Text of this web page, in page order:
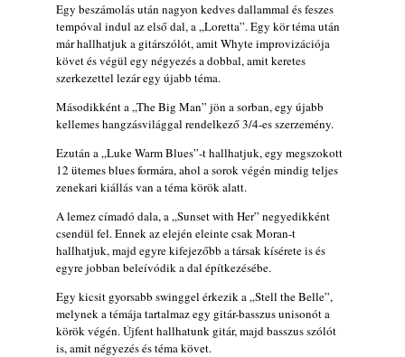
muzsikusok – 109. rész: (Dr.) Borissza Géza
2026. augusztus 02.
Exkluzív interjú Bóna Lászlóval
2026. augusztus 01.
2026-os jazzfesztiválok, amelyekről én is
tudok… 18. rész: Zempléni Fesztivál
(Sátoraljaújhely – 2026. augusztus 13-23.)
2026. augusztus 01.
Jazz-rock albumok 1986-ból - John Scofield
„Still Warm”
2026. augusztus 01.
Ma 40 éves Gyarmati Gábor és 54 éves
Florian Ross
2026. augusztus 01.
Vér, tornádó és jazz – megjelent a Daveform
Quintet és Kurt Rosenwinkel közös
Egy beszámolás után nagyon kedves dallammal és feszes
tempóval indul az első dal, a „Loretta”. Egy kör téma után
már hallhatjuk a gitárszólót, amit Whyte improvizációja
követ és végül egy négyezés a dobbal, amit keretes
szerkezettel lezár egy újabb téma.
Másodikként a „The Big Man” jön a sorban, egy újabb
kellemes hangzásvilággal rendelkező 3/4-es szerzemény.
Ezután a „Luke Warm Blues”-t hallhatjuk, egy megszokott
12 ütemes blues formára, ahol a sorok végén mindig teljes
zenekari kiállás van a téma körök alatt.
A lemez címadó dala, a „Sunset with Her” negyedikként
csendül fel. Ennek az elején eleinte csak Moran-t
hallhatjuk, majd egyre kifejezőbb a társak kísérete is és
egyre jobban beleívódik a dal építkezésébe.
Egy kicsit gyorsabb swinggel érkezik a „Stell the Belle”,
melynek a témája tartalmaz egy gitár-basszus unisonót a
körök végén. Újfent hallhatunk gitár, majd basszus szólót
is, amit négyezés és téma követ.